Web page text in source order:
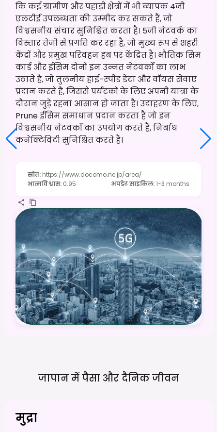
कि कई ग्रामीण और पहाड़ी क्षेत्रों में भी व्यापक 4जी
एलटीई उपलब्धता की उम्मीद कर सकते हैं, जो
विश्वसनीय संचार सुनिश्चित करता है। 5जी नेटवर्क का
विस्तार तेजी से प्रगति कर रहा है, जो मुख्य रूप से शहरी
केंद्रों और प्रमुख परिवहन हब पर केंद्रित है। भौतिक सिम
कार्ड और ईसिम दोनों इन उन्नत नेटवर्कों का लाभ
उठाते हैं, जो तुलनीय हाई-स्पीड डेटा और वॉयस सेवाएं
प्रदान करते हैं, जिससे पर्यटकों के लिए अपनी यात्रा के
दौरान जुड़े रहना आसान हो जाता है। उदाहरण के लिए,
Prune ईसिम समाधान प्रदान करता है जो इन
विश्वसनीय नेटवर्कों का उपयोग करते हैं, निर्बाध
कनेक्टिविटी सुनिश्चित करते हैं।
स्रोत: https://www.docomo.ne.jp/area/
आत्मविश्वास: 0.95 अपडेट साइकिल:1-3 months
जापान में पैसा और दैनिकजीवन
मुद्रा